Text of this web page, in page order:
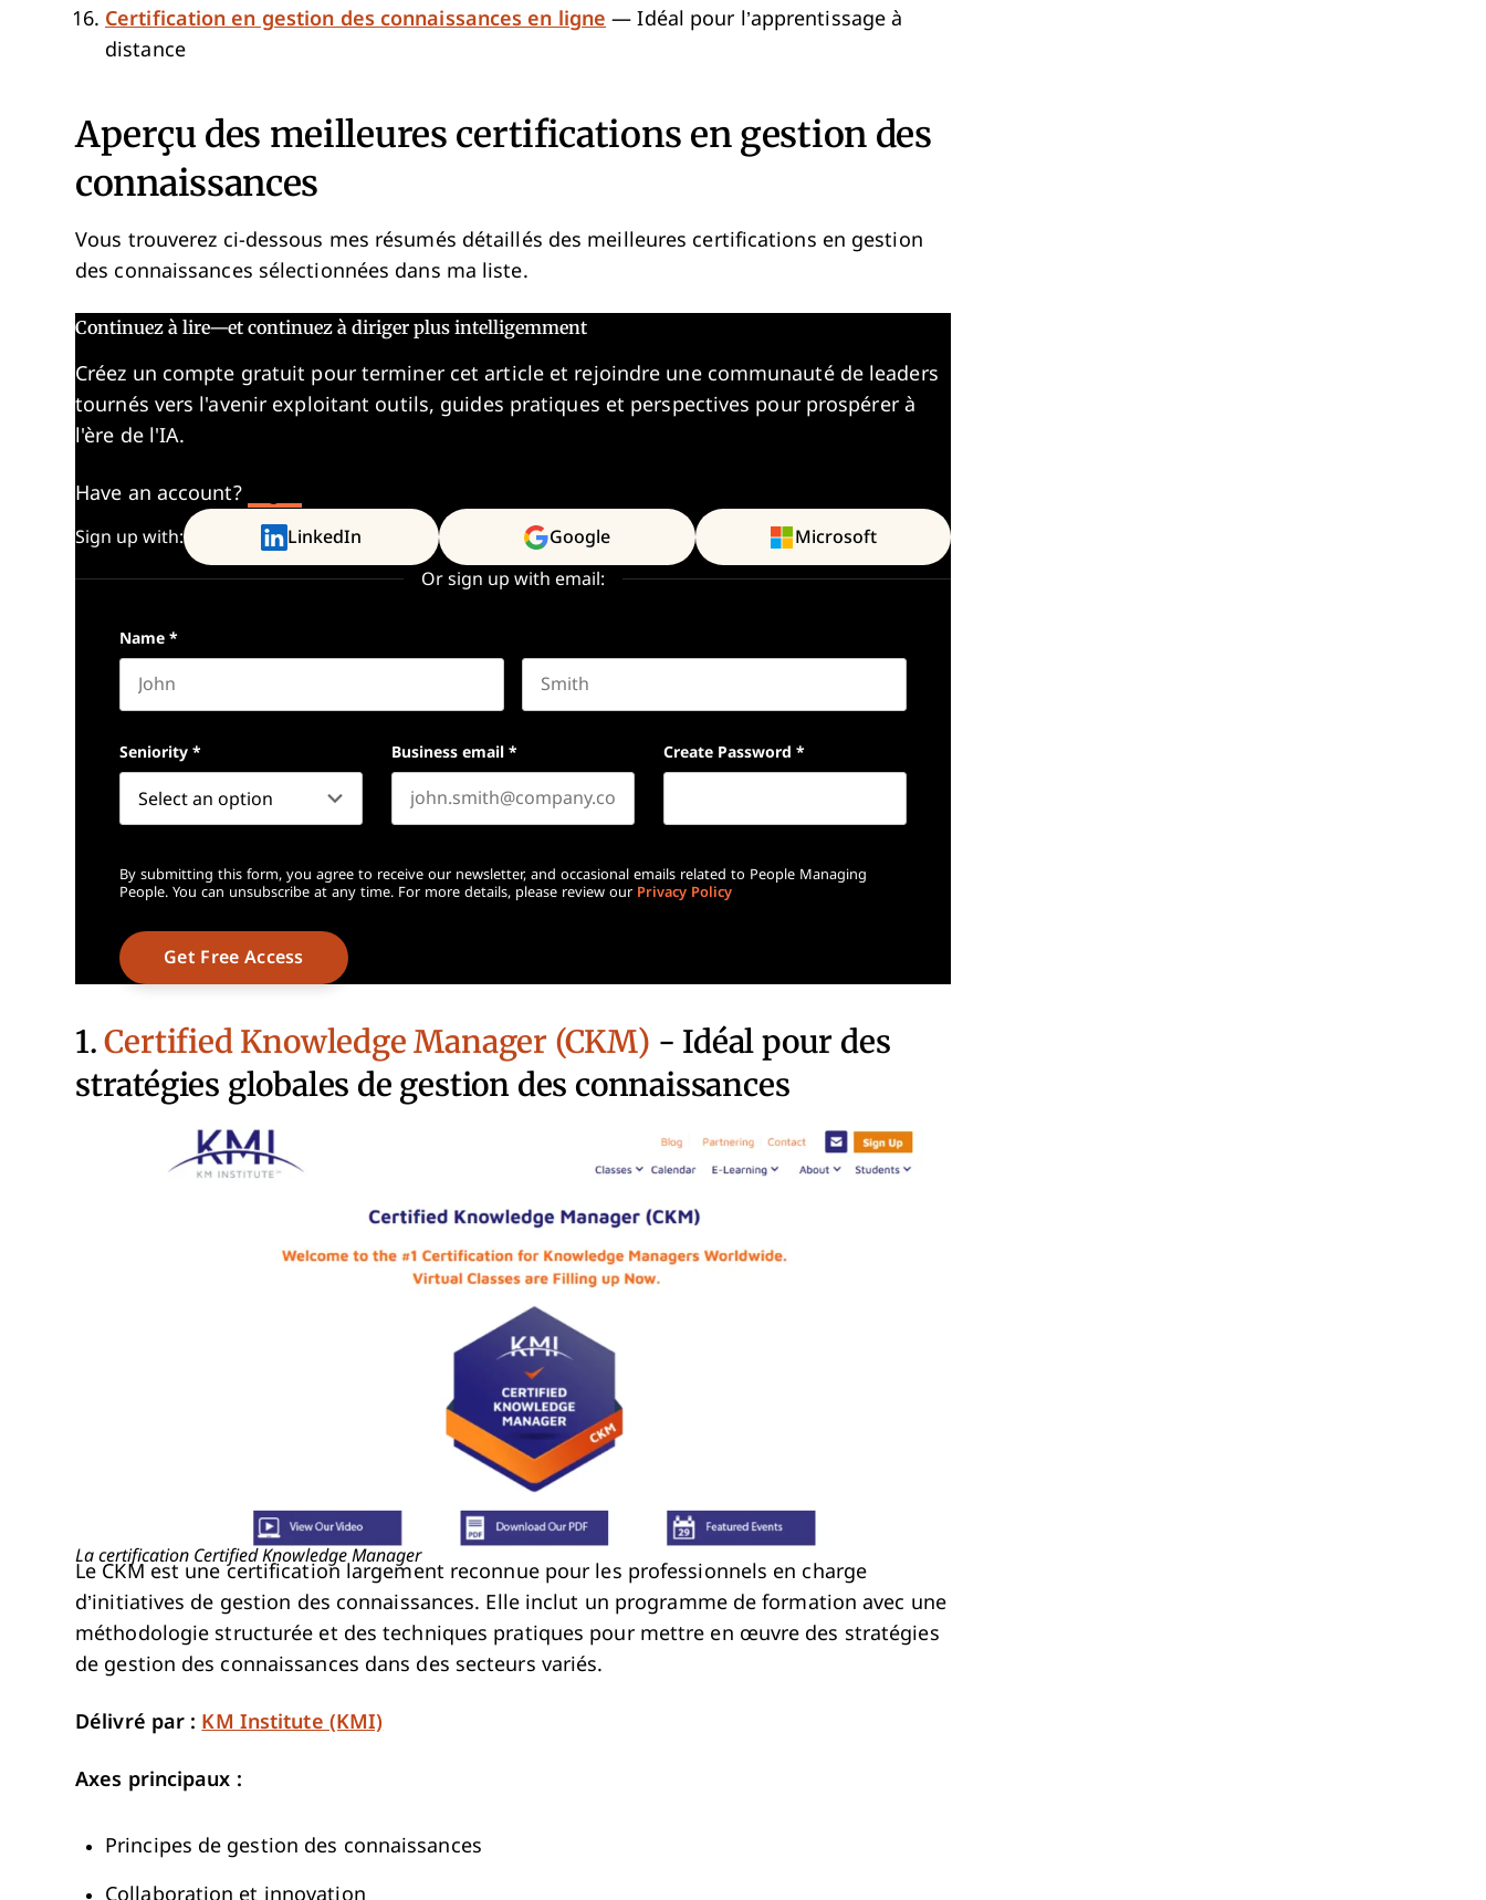
Certification en gestion des connaissances en ligne — Idéal pour l’apprentissage à
distance
Aperçu des meilleures certifications en gestion des
connaissances
Vous trouverez ci-dessous mes résumés détaillés des meilleures certifications en gestion
des connaissances sélectionnées dans ma liste.
Continuez à lire—et continuez à diriger plus intelligemment
Créez un compte gratuit pour terminer cet article et rejoindre une communauté de leaders
tournés vers l'avenir exploitant outils, guides pratiques et perspectives pour prospérer à
l'ère de l'IA.
Have an account?
Sign up with: LinkedIn Google Microsoft
Or sign up with email:
Name *
Seniority * Business email * Create Password *
By submitting this form, you agree to receive our newsletter, and occasional emails related to People Managing
People. You can unsubscribe at any time. For more details, please review our Privacy Policy
1.Certified Knowledge Manager (CKM) - Idéal pour des
stratégies globales de gestion des connaissances
La certification Certified Knowledge Manager
Le CKM est une certification largement reconnue pour les professionnels en charge
d’initiatives de gestion des connaissances. Elle inclut un programme de formation avec une
méthodologie structurée et des techniques pratiques pour mettre en œuvre des stratégies
de gestion des connaissances dans des secteurs variés.
Délivré par : KM Institute (KMI)
Axes principaux :
Principes de gestion des connaissances
Collaboration et innovation